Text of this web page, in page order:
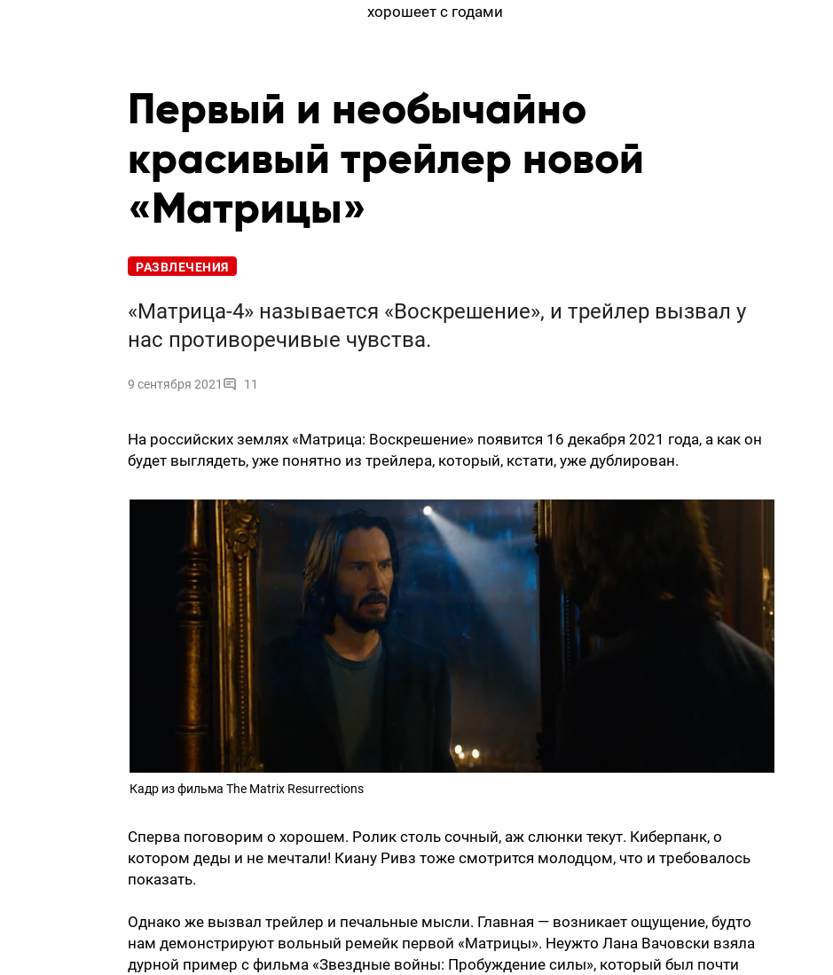
хорошеет с годами
Первый и необычайно
красивый трейлер новой
«Матрицы»
РАЗВЛЕЧЕНИЯ
«Матрица-4» называется «Воскрешение», и трейлер вызвал у
нас противоречивые чувства.
9 сентября 2021 11
На российских землях «Матрица: Воскрешение» появится 16 декабря 2021 года, а как он
будет выглядеть, уже понятно из трейлера, который, кстати, уже дублирован.
Кадр из фильма The Matrix Resurrections
Сперва поговорим о хорошем. Ролик столь сочный, аж слюнки текут. Киберпанк, о
котором деды и не мечтали! Киану Ривз тоже смотрится молодцом, что и требовалось
показать.
Однако же вызвал трейлер и печальные мысли. Главная — возникает ощущение, будто
нам демонстрируют вольный ремейк первой «Матрицы». Неужто Лана Вачовски взяла
дурной пример с фильма «Звездные войны: Пробуждение силы», который был почти